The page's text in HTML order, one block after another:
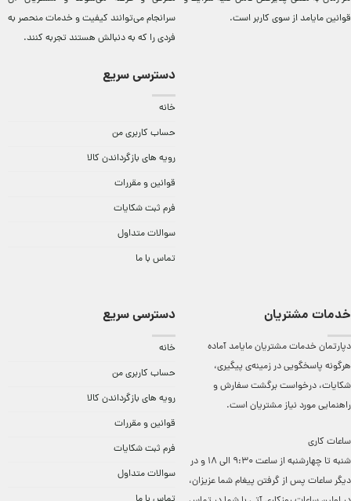
قوانین مایامداز سوی کاربر است.
سرانجام می‌توانند کيفيت و خدمات منحصر به
فردی را که به دنبالش هستند تجربه کنند.
دسترسی سریع
خانه
حساب کاربری من
رویه های بازگرداندن کالا
قوانین و مقررات
فرم ثبت شکایات
سوالات متداول
تماس با ما
خدمات مشتریان
دپارتمان خدمات مشتریان مایامد آماده
هرگونه پاسخگویی در زمینه‌ی پیگیری،
شکایات، درخواست برگشت سفارش و
راهنمایی مورد نیاز مشتریان است.
ساعات کاری
شنبه تا چهارشنبه از ساعت 9:30 الی 18 و در
دیگر ساعات ‌پس از گرفتن پیغام شما عزیزان،
دسترسی سریع
خانه
حساب کاربری من
رویه های بازگرداندن کالا
قوانین و مقررات
فرم ثبت شکایات
سوالات متداول